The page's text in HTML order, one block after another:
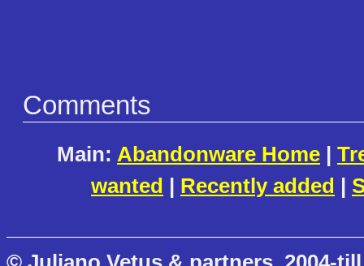
Comments
Main: Abandonware Home |
wanted | Recently added |